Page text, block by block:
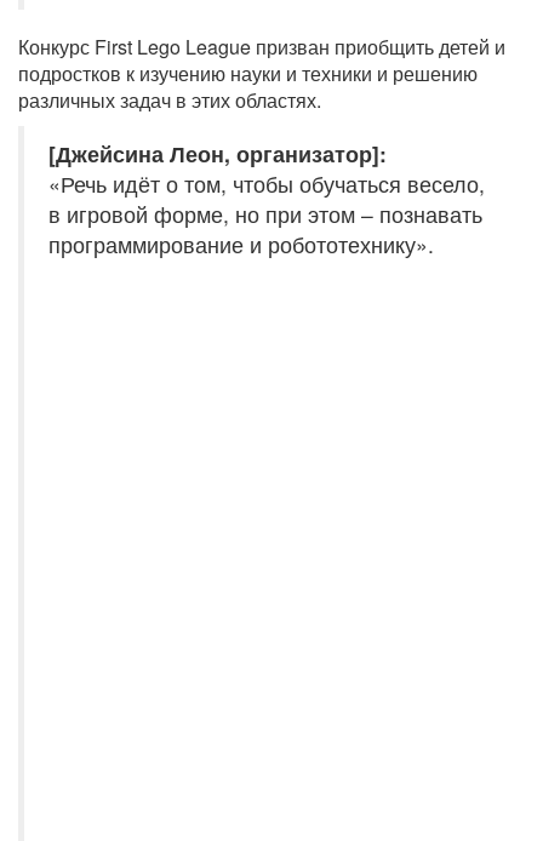
Конкурс First Lego League призван приобщить детей и
подростков к изучению науки и техники и решению
различных задач в этих областях.
[Джейсина Леон, организатор]:
«Речь идёт о том, чтобы обучаться весело,
в игровой форме, но при этом – познавать
программирование и робототехнику».